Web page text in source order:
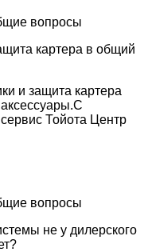
вопросы
картера в общий
и защита картера
Тойота Центр
вопросы
не у дилерского